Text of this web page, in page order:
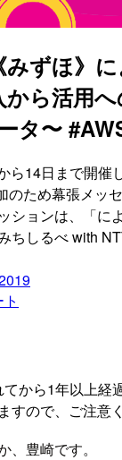
みずほ》
ら活用
タ〜
ら14日まで開催
ため幕張メッ
ションは、「に
ちしるべ with
から1年以上経
ので、ご注意
、豊崎です。